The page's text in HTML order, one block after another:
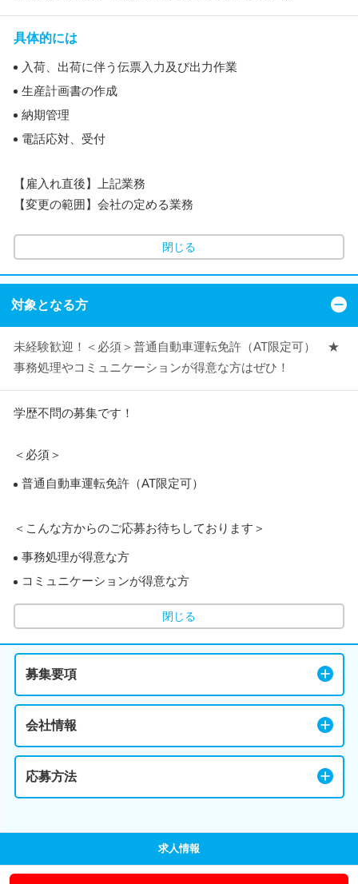
具体的には
入荷、出荷に伴う伝票入力及び出力作業
生産計画書の作成
納期管理
電話応対、受付
【雇入れ直後】上記業務
【変更の範囲】会社の定める業務
閉じる
対象となる方
未経験歓迎！＜必須＞普通自動車運転免許（AT限定可） ★
事務処理やコミュニケーションが得意な方はぜひ！
学歴不問の募集です！
＜必須＞
普通自動車運転免許（AT限定可）
＜こんな方からのご応募お待ちしております＞
事務処理が得意な方
コミュニケーションが得意な方
閉じる
募集要項
会社情報
応募方法
求人情報